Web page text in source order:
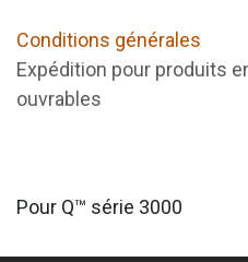
Conditions générales
Expédition pour produits
ouvrables
Pour Q™ série 3000